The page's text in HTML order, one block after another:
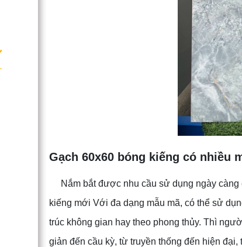
Gạch 60x60 bóng kiếng có nhiều
Nắm bắt được nhu cầu sử dụng ngày
kiếng mới Với đa dạng mẫu mã, có thể sử
trúc không gian hay theo phong thủy. Thì
giản đến cầu kỳ, từ truyền thống đến hiện